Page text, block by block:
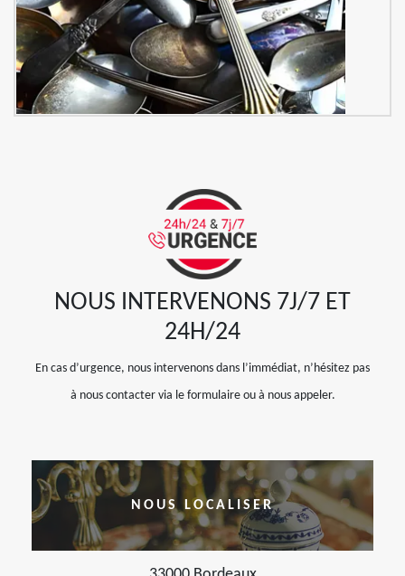
NOUS INTERVENONS 7J/7 ET
24H/24
En cas d’urgence, nous intervenons dans l’immédiat, n’hésitez pas
à nous contacter via le formulaire ou à nous appeler.
NOUS LOCALISER